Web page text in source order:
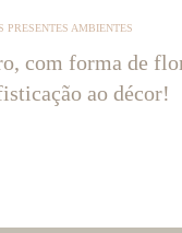
PRESENTES AMBIENTES
com forma de
ao décor!